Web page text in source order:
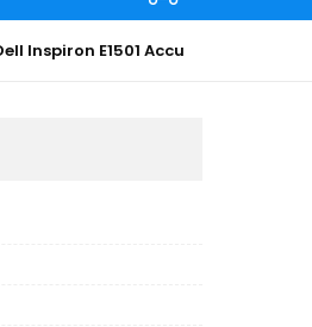
Inspiron E1501 Accu